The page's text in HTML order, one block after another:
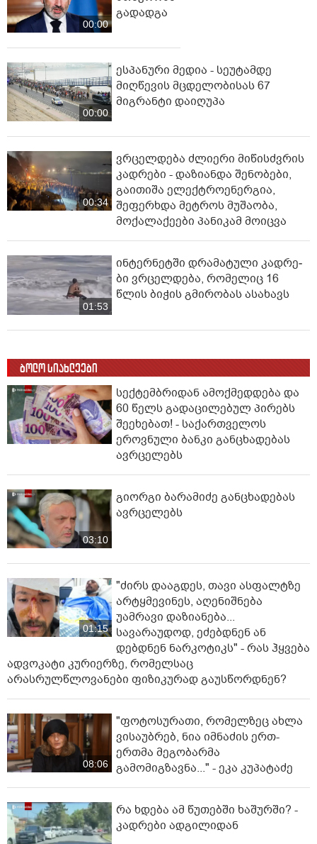
00:00
გადადგა
00:00
ესპანური მედია - სეუტამდე
მიღწევის მცდელობისას 67
მიგრანტი დაიღუპა
00:34
ვრცელდება ძლიერი მიწისძვრის
კადრები - დაზიანდა შენობები,
გაითიშა ელექტროენერგია,
შეფერხდა მეტროს მუშაობა,
მოქალაქეები პანიკამ მოიცვა
01:53
ინ­ტერ­ნეტ­ში დრა­მა­ტუ­ლი კად­რე­
ბი ვრცელდება, რომელიც 16
წლის ბიჭის გმირობას ასახავს
ბოლო სიახლეები
სექტემბრიდან ამოქმედდება და
60 წელს გადაცილებულ პირებს
შეეხებათ! - საქართველოს
ეროვნული ბანკი განცხადებას
ავრცელებს
03:10
გიორგი ბარამიძე განცხადებას
ავრცელებს
01:15
"ძირს დააგდეს, თავი ასფალტზე
არტყმევინეს, აღენიშნება
უამრავი დაზიანება...
სავარაუდოდ, ეძებდნენ ან
დებდნენ ნარკოტიკს" - რას ჰყვება
ადვოკატი კურიერზე, რომელსაც
არასრულწლოვანები ფიზიკურად გაუსწორდნენ?
08:06
"ფოტოსურათი, რომელზეც ახლა
ვისაუბრებ, ნია იმნაძის ერთ-
ერთმა მეგობარმა
გამომიგზავნა..." - ეკა კუპატაძე
რა ხდება ამ წუთებში ხაშურში? -
კადრები ადგილიდან